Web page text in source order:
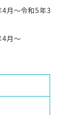
令和5年3
～